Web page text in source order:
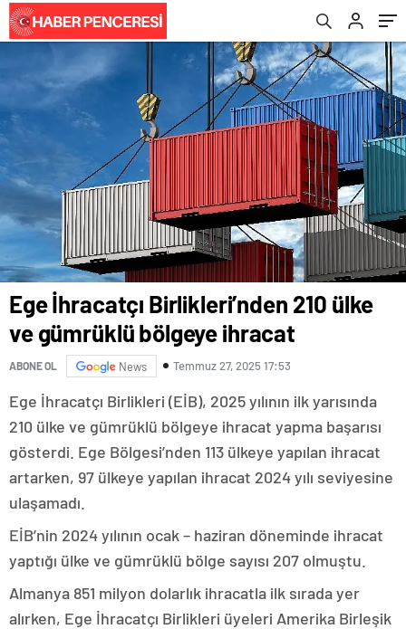
Ege İhracatçı Birlikleri’nden 210 ülke
ve gümrüklü bölgeye ihracat
ABONE OL News Temmuz 27, 2025 17:53
Ege İhracatçı Birlikleri (EİB), 2025 yılının ilk yarısında
210 ülke ve gümrüklü bölgeye ihracat yapma başarısı
gösterdi. Ege Bölgesi’nden 113 ülkeye yapılan ihracat
artarken, 97 ülkeye yapılan ihracat 2024 yılı seviyesine
ulaşamadı.
EİB’nin 2024 yılının ocak – haziran döneminde ihracat
yaptığı ülke ve gümrüklü bölge sayısı 207 olmuştu.
Almanya 851 milyon dolarlık ihracatla ilk sırada yer
alırken, Ege İhracatçı Birlikleri üyeleri Amerika Birleşik